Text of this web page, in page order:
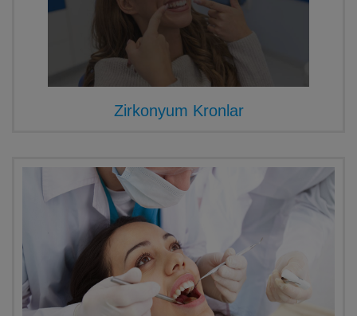
Zirkonyum Kronlar